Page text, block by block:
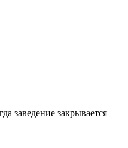
заведение закрывается